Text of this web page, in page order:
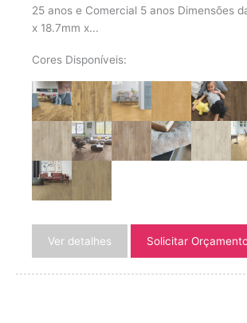
25 anos e Comercial 5 anos Dimensões
x 18.7mm x...
Cores Disponíveis:
Ver detalhes Solicitar